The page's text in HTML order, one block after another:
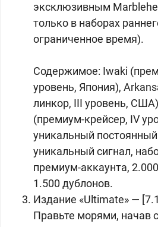
эксклюзивным
только в наборах
ограниченное время).
Содержимое: Iwaki
уровень, Япония),
линкор, III уровень,
(премиум-крейсер, IV
уникальный
уникальный сигнал,
премиум-аккаунта,
1.500 дублонов.
Издание «Ultimate» —
Правьте морями, начав